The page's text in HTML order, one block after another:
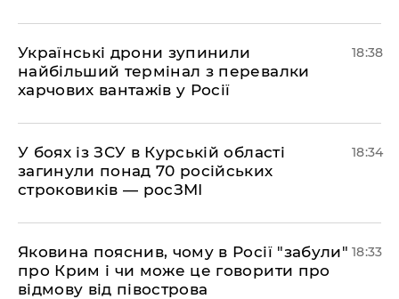
​Українські дрони зупинили
найбільший термінал з перевалки
харчових вантажів у Росії
18:38
​У боях із ЗСУ в Курській області
загинули понад 70 російських
строковиків — росЗМІ
18:34
​Яковина пояснив, чому в Росії "забули"
про Крим і чи може це говорити про
відмову від півострова
18:33